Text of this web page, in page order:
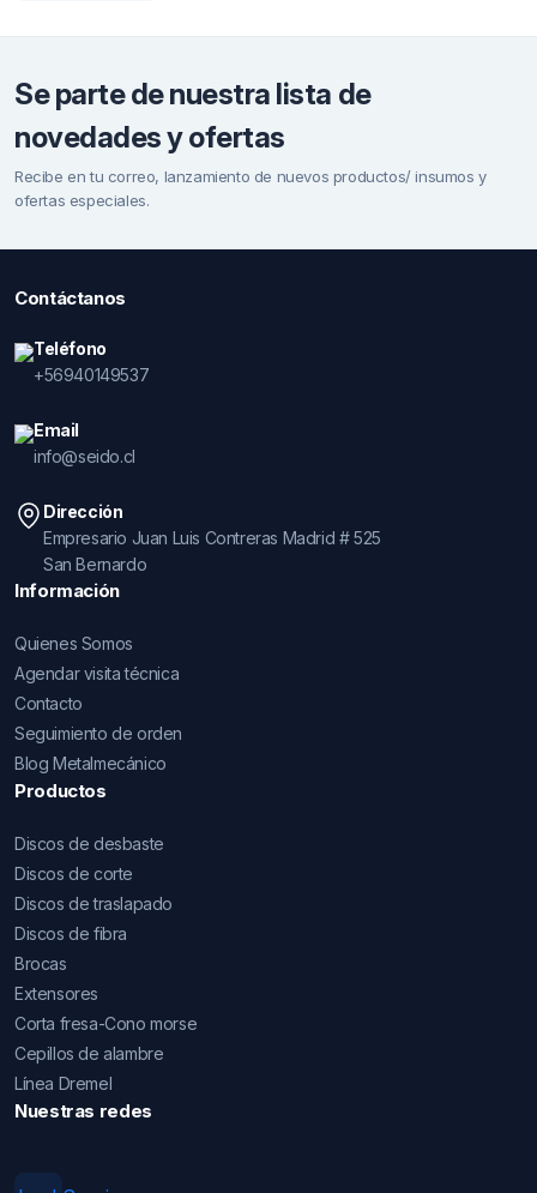
Se parte de nuestra lista de
novedades y ofertas
Recibe en tu correo, lanzamiento de nuevos productos/ insumos y
ofertas especiales.
Contáctanos
Teléfono
+56940149537
Email
info@seido.cl
Dirección
Empresario Juan Luis Contreras Madrid # 525
San Bernardo
Información
Quienes Somos
Agendar visita técnica
Contacto
Seguimiento de orden
Blog Metalmecánico
Productos
Discos de desbaste
Discos de corte
Discos de traslapado
Discos de fibra
Brocas
Extensores
Corta fresa-Cono morse
Cepillos de alambre
Línea Dremel
Nuestras redes